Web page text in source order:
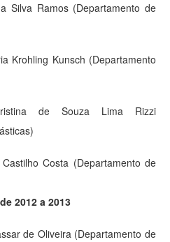
Silva Ramos (Departamento de
Krohling Kunsch (Departamento
de Souza Lima Rizzi
Costa (Departamento de
2012 a 2013
de Oliveira (Departamento de